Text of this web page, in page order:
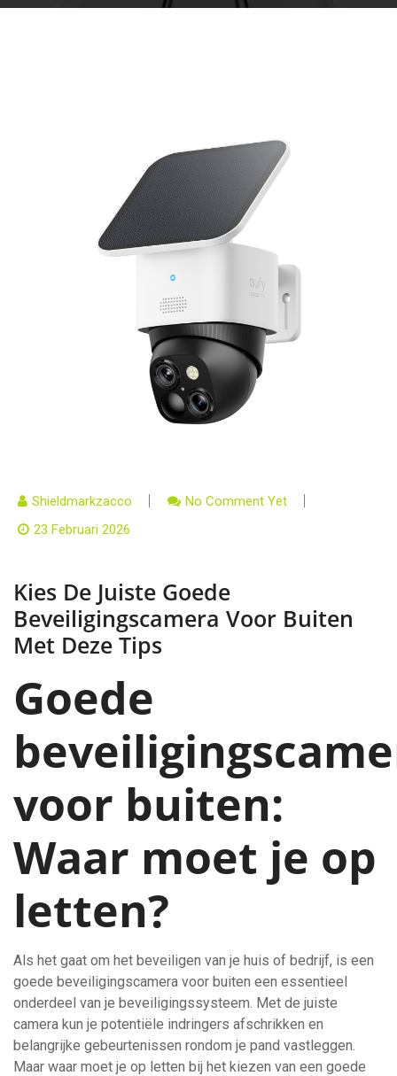
Shieldmarkzacco
No Comment Yet
23 Februari 2026
Kies De Juiste Goede
Beveiligingscamera Voor Buiten
Met Deze Tips
Goede
voor buiten:
Waar moet je op
letten?
Als het gaat om het beveiligen van je huis of bedrijf, is een
goede beveiligingscamera voor buiten een essentieel
onderdeel van je beveiligingssysteem. Met de juiste
camera kun je potentiële indringers afschrikken en
belangrijke gebeurtenissen rondom je pand vastleggen.
Maar waar moet je op letten bij het kiezen van een goede